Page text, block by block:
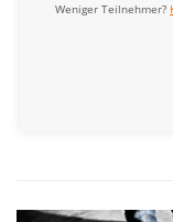
Weniger Teilnehmer?